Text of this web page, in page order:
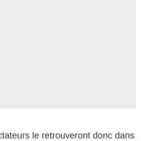
le retrouveront donc dans